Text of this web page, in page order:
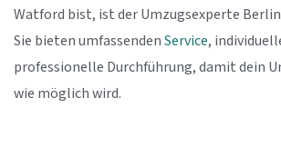
Watford bist, ist der Umzugsexperte
Sie bieten umfassendenService,
professionelle Durchführung, damit dein
wie möglich wird.